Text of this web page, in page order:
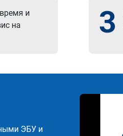
и
на
3
ЭБУ и